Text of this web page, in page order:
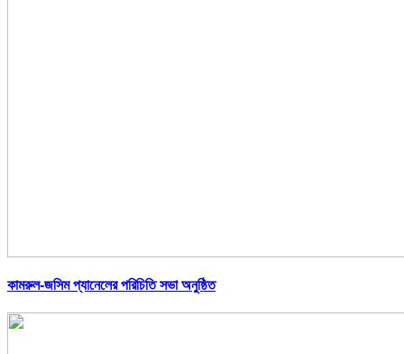
কামরুল-জসিম প্যানেলের পরিচিতি সভা অনুষ্ঠিত